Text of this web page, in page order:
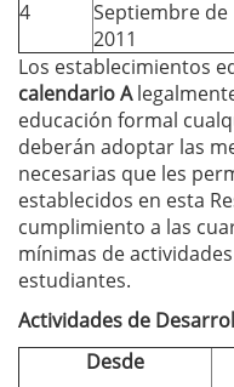
4
Septiembre de
2011
Los establecimientos
calendario A
educación formal
deberán adoptar las
necesarias que les
establecidos en esta
cumplimiento a las
mínimas de
estudiantes.
Actividades de
Desde